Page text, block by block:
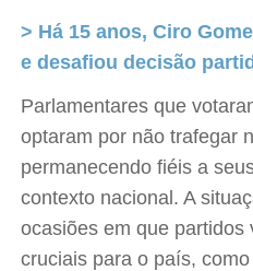
> Há 15 anos, Ciro
e desafiou decisão
Parlamentares que
optaram por não trafegar
permanecendo fiéis a
contexto nacional. A
ocasiões em que
cruciais para o país,